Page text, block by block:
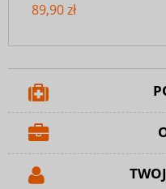
89,90 zł